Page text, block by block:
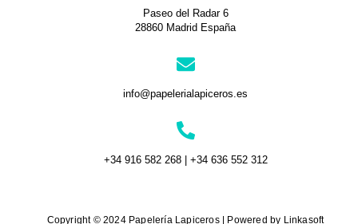
Paseo del Radar 6
28860 Madrid España
info@papelerialapiceros.es
+34 916 582 268 | +34 636 552 312
Copyright © 2024 Papelería Lapiceros | Powered by Linkasoft